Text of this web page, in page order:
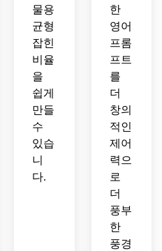
물용
균형
잡힌
비율
을
쉽게
만들
수
있습
니
다.
한
영어
프롬
프트
를
더
창의
적인
제어
력으
로
더
풍부
한
풍경